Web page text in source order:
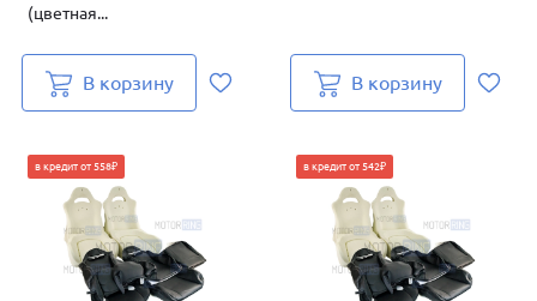
(цветная...
В корзину В корзину
в кредит от 558₽ в кредит от 542₽